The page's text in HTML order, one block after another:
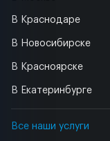
В Краснодаре
В Новосибирске
В Красноярске
В Екатеринбурге
Все наши услуги